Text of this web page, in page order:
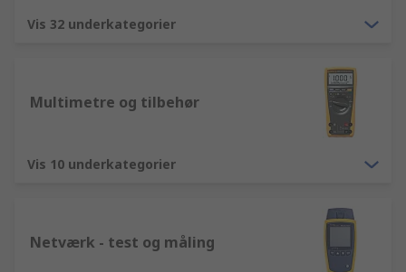
Vis 32 underkategorier
Multimetre og tilbehør
Vis 10 underkategorier
Netværk - test og måling